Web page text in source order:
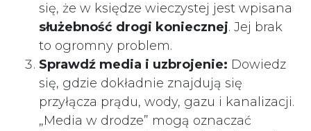
się, że w księdze wieczystej jest wpisana
służebność drogi koniecznej. Jej brak
to ogromny problem.
Sprawdź media i uzbrojenie: Dowiedz
się, gdzie dokładnie znajdują się
przyłącza prądu, wody, gazu i kanalizacji.
„Media w drodze” mogą oznaczać